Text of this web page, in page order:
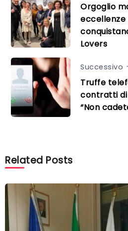
Orgoglio
Lovers
Successivo
Truffe
contratti di
“Non
Related Posts